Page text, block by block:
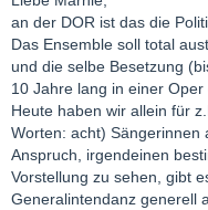
an der DOR ist das die
Das Ensemble soll total
und die selbe Besetzung
10 Jahre lang in einer Oper
Heute haben wir allein für
Worten: acht) Sängerinnen
Anspruch, irgendeinen
Vorstellung zu sehen, gibt
Generalintendanz generell